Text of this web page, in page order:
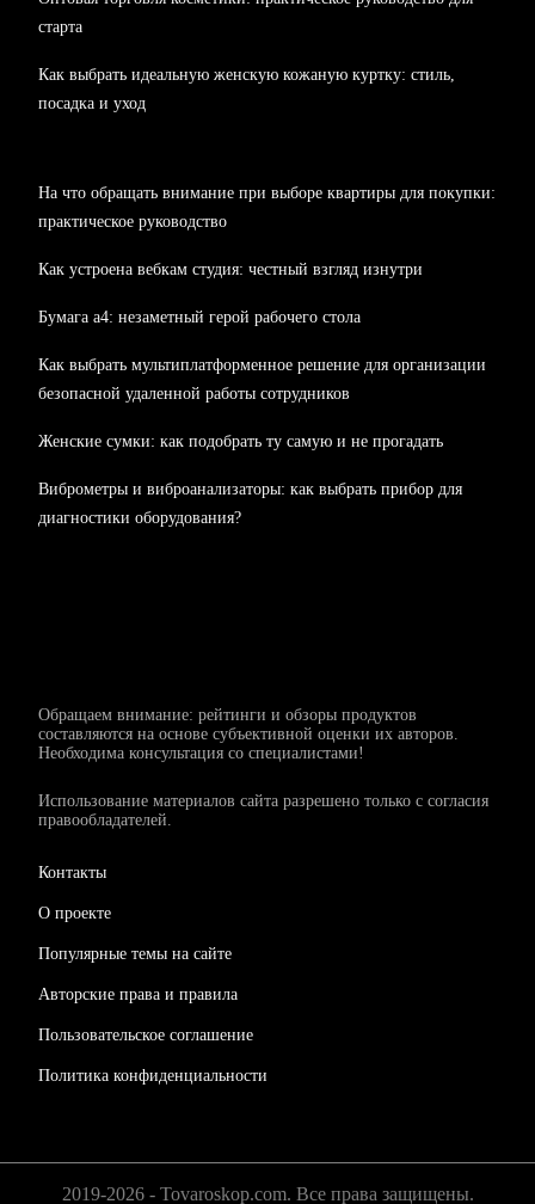
Обращаем внимание: рейтинги и обзоры продуктов
составляются на основе субъективной оценки их авторов.
Необходима консультация со специалистами!
Использование материалов сайта разрешено только с согласия
правообладателей.
Контакты
О проекте
Популярные темы на сайте
Авторские права и правила
Пользовательское соглашение
Политика конфиденциальности
старта
Как выбрать идеальную женскую кожаную куртку: стиль,
посадка и уход
На что обращать внимание при выборе квартиры для покупки:
практическое руководство
Как устроена вебкам студия: честный взгляд изнутри
Бумага а4: незаметный герой рабочего стола
Как выбрать мультиплатформенное решение для организации
безопасной удаленной работы сотрудников
Женские сумки: как подобрать ту самую и не прогадать
Виброметры и виброанализаторы: как выбрать прибор для
диагностики оборудования?
2019-2026 - Tovaroskop.com. Все права защищены.